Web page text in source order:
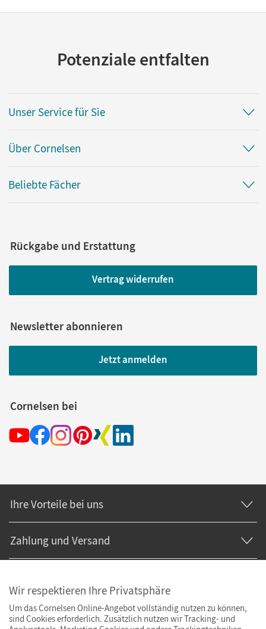
Potenziale entfalten
Unser Service für Sie
Über Cornelsen
Beliebte Fächer
Rückgabe und Erstattung
Vertrag widerrufen
Newsletter abonnieren
Jetzt anmelden
Cornelsen bei
Ihre Vorteile bei uns
Zahlung und Versand
Wir respektieren Ihre Privatsphäre
Um das Cornelsen Online-Angebot vollständig nutzen zu können,
sind Cookies erforderlich. Zusätzlich nutzen wir Tracking- und